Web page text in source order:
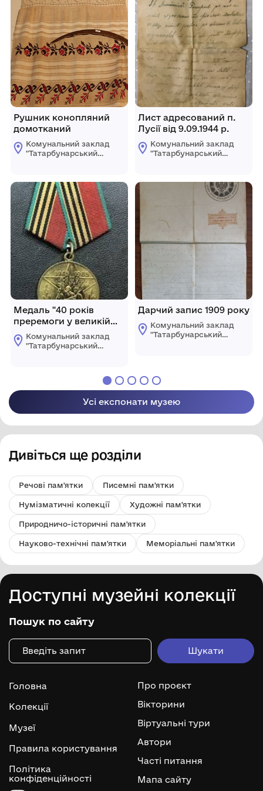
Рушник конопляний
домотканий
Комунальний заклад
"Татарбунарський
Татарбунарської
міської ради
Медаль "40 років
преремоги у великій
вітчізняній війні 1941-
1945 рр".
Комунальний заклад
"Татарбунарський
Лист адресований п.
Лусії від 9.09.1944 р.
Комунальний заклад
"Татарбунарський
Татарбунарської
Дарчий запис 1909 року
Комунальний заклад
"Татарбунарський
Усі експонати музею
Дивіться ще розділи
Речові пам'ятки Писемні пам'ятки
Нумізматичні колекції Художні пам'ятки
Природничо-історичні пам'ятки
Науково-технічні пам'ятки Меморіальні пам'ятки
Доступні музейні колекції
Пошук по сайту
Головна
Колекції
Музеї
Правила користування
Політика
конфіденційності
Про проєкт
Вікторини
Віртуальні тури
Автори
Часті питання
Мапа сайту